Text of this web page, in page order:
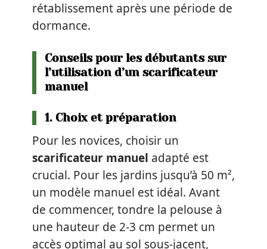
rétablissement après une période de
dormance.
Conseils pour les débutants sur
l’utilisation d’un scarificateur
manuel
1. Choix et préparation
Pour les novices, choisir un
scarificateur manuel adapté est
crucial. Pour les jardins jusqu’à 50 m²,
un modèle manuel est idéal. Avant
de commencer, tondre la pelouse à
une hauteur de 2-3 cm permet un
accès optimal au sol sous-jacent,